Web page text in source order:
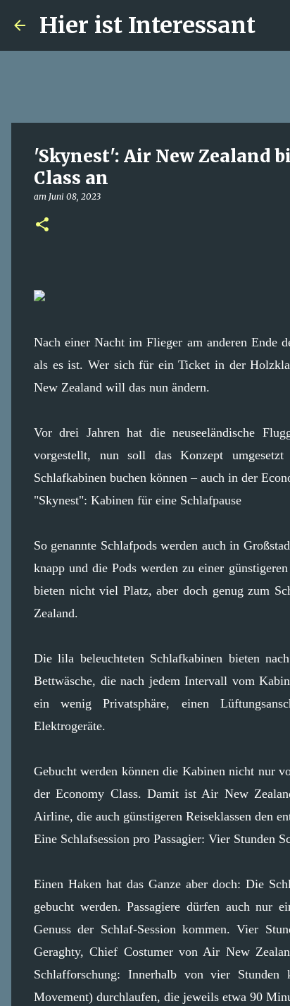
Hier ist Interessant
'Skynest': Air New Zealand
Class an
am Juni 08, 2023
Nach einer Nacht im Flieger am anderen Ende
als es ist. Wer sich für ein Ticket in der
New Zealand will das nun ändern.
Vor drei Jahren hat die neuseeländische
vorgestellt, nun soll das Konzept
Schlafkabinen buchen können – auch in der
"Skynest": Kabinen für eine Schlafpause
So genannte Schlafpods werden auch in
knapp und die Pods werden zu einer
bieten nicht viel Platz, aber doch genug zum
Zealand.
Die lila beleuchteten Schlafkabinen bieten
Bettwäsche, die nach jedem Intervall vom
ein wenig Privatsphäre, einen
Elektrogeräte.
Gebucht werden können die Kabinen nicht nur
der Economy Class. Damit ist Air New
Airline, die auch günstigeren Reiseklassen den
Eine Schlafsession pro Passagier: Vier Stunden
Einen Haken hat das Ganze aber doch: Die
gebucht werden. Passagiere dürfen auch nur
Genuss der Schlaf-Session kommen. Vier
Geraghty, Chief Costumer von Air New
Schlafforschung: Innerhalb von vier
Movement) durchlaufen, die jeweils etwa 90